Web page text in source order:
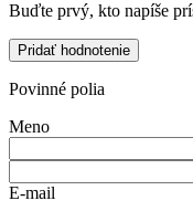
Buďte prvý, kto napíše
Pridať hodnotenie
Povinné polia
Meno
E-mail